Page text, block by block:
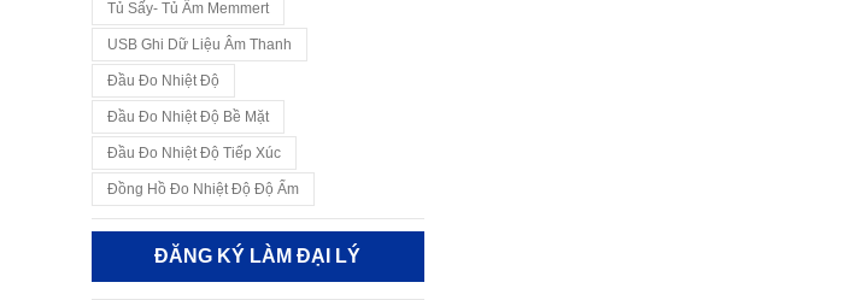
Tủ Sấy- Tủ Ấm Memmert
USB Ghi Dữ Liệu Âm Thanh
Đầu Đo Nhiệt Độ
Đầu Đo Nhiệt Độ Bề Mặt
Đầu Đo Nhiệt Độ Tiếp Xúc
Đồng Hồ Đo Nhiệt Độ Độ Ẩm
ĐĂNG KÝ LÀM ĐẠI LÝ